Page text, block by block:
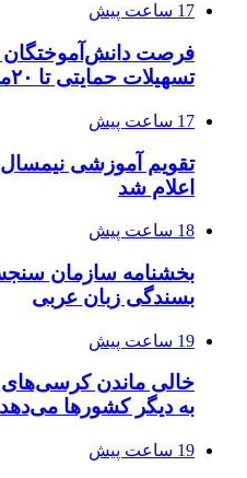
17 ساعت پیش
فرصت دانش‌آموختگان
تسهیلات حمایتی تا ۲۰مرداد
17 ساعت پیش
تقویم آموزشی
اعلام شد
18 ساعت پیش
بخشنامه سازمان
بسندگی زبان عربی
19 ساعت پیش
خالی ماندن کرسی‌های
به دیگر کشورها می‌دهد
19 ساعت پیش